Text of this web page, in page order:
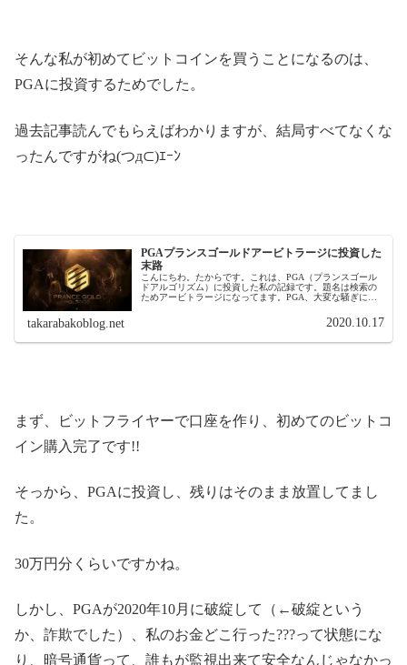
そんな私が初めてビットコインを買うことになるのは、
PGAに投資するためでした。
過去記事読んでもらえばわかりますが、結局すべてなくな
ったんですがね(つд⊂)ｴｰﾝ
PGAプランスゴールドアービトラージに投資した
末路
こんにちわ。たからです。これは、PGA（プランスゴール
ドアルゴリズム）に投資した私の記録です。題名は検索の
ためアービトラージになってます。PGA、大変な騒ぎにな
takarabakoblog.net 2020.10.17
まず、ビットフライヤーで口座を作り、初めてのビットコ
イン購入完了です!!
そっから、PGAに投資し、残りはそのまま放置してまし
た。
30万円分くらいですかね。
しかし、PGAが2020年10月に破綻して（←破綻という
か、詐欺でした）、私のお金どこ行った???って状態にな
り、暗号通貨って、誰もが監視出来て安全なんじゃなかっ